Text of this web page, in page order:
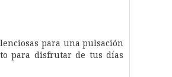
para una pulsación
para disfrutar de tus días